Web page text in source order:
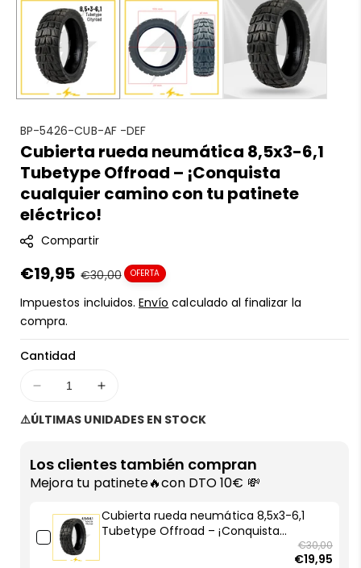
S
K
U
:
BP-5426-CUB-AF -DEF
Cubierta rueda neumática 8,5x3-6,1
Tubetype Offroad – ¡Conquista
cualquier camino con tu patinete
eléctrico!
Compartir
Precio
en
oferta
€19,95 Precio
regular
€30,00 OFERTA
Impuestos incluidos.Envío calculado al finalizar la
compra.
Cantidad
Disminuir
cantidad
para
rueda
neumática
8,5x3-
6,1
Tubetype
Offroad
Aumentar
para
rueda
neumática
6,1
Tubetype
⚠️ÚLTIMAS UNIDADES EN STOCK
Los clientes también compran
Mejora tu patinete🔥con DTO 10€ 💸
Cubierta rueda neumática 8,5x3-6,1
Tubetype Offroad – ¡Conquista
€30,00
€19,95